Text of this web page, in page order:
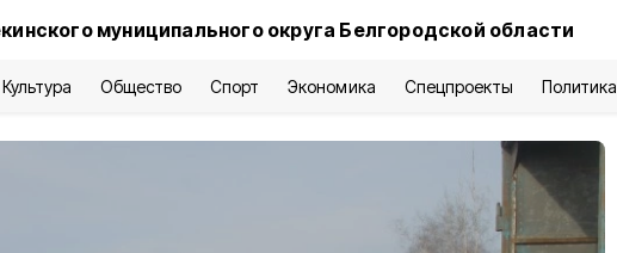
муниципального округа Белгородской области
Культура Общество Спорт Экономика Спецпроекты Политика